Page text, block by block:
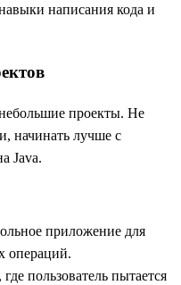
написания кода и
проекты. Не
начинать лучше с
Java.
приложение для
операций.
пользователь пытается